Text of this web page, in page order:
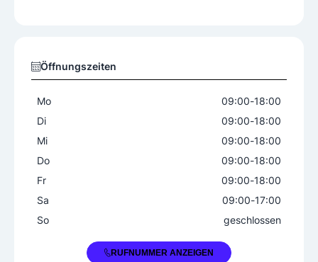
Superfit
Sandalen
Öffnungszeiten
Mo 09:00-18:00
Di
09:00-18:00
Mi
09:00-18:00
Do
09:00-18:00
Fr
09:00-18:00
Sa
09:00-17:00
So
geschlossen
+43 7489 30130RUFNUMMER ANZEIGEN